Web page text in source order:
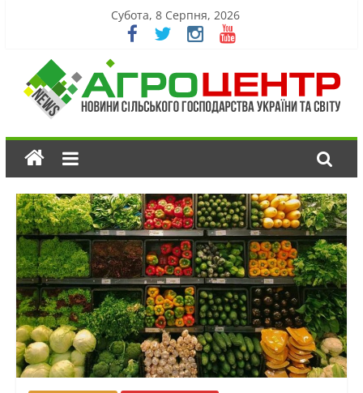
Субота, 8 Серпня, 2026